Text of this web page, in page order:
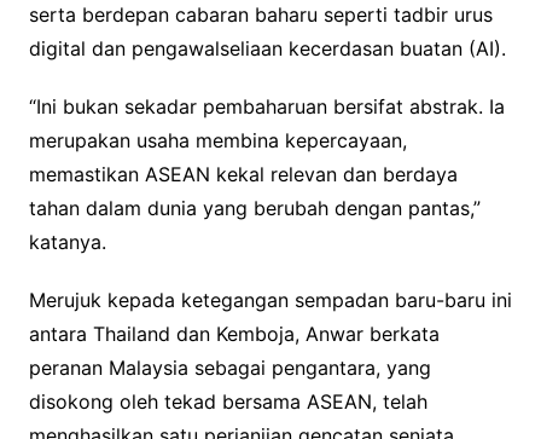
serta berdepan cabaran baharu seperti tadbir urus
digital dan pengawalseliaan kecerdasan buatan (AI).
“Ini bukan sekadar pembaharuan bersifat abstrak. Ia
merupakan usaha membina kepercayaan,
memastikan ASEAN kekal relevan dan berdaya
tahan dalam dunia yang berubah dengan pantas,”
katanya.
Merujuk kepada ketegangan sempadan baru-baru ini
antara Thailand dan Kemboja, Anwar berkata
peranan Malaysia sebagai pengantara, yang
disokong oleh tekad bersama ASEAN, telah